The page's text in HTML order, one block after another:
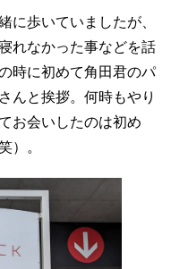
歩いていましたが、
れなかった事などを話
時に初めて角田君のパ
んと挨拶。何時もやり
お会いしたのは初め
。